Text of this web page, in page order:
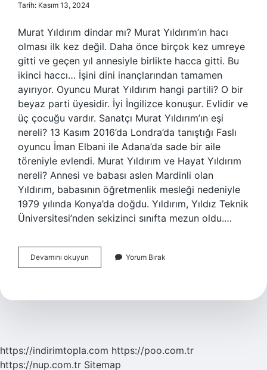
Tarih: Kasım 13, 2024
Murat Yıldırım dindar mı? Murat Yıldırım’ın hacı
olması ilk kez değil. Daha önce birçok kez umreye
gitti ve geçen yıl annesiyle birlikte hacca gitti. Bu
ikinci haccı… İşini dini inançlarından tamamen
ayırıyor. Oyuncu Murat Yıldırım hangi partili? O bir
beyaz parti üyesidir. İyi İngilizce konuşur. Evlidir ve
üç çocuğu vardır. Sanatçı Murat Yıldırım’ın eşi
nereli? 13 Kasım 2016’da Londra’da tanıştığı Faslı
oyuncu İman Elbani ile Adana’da sade bir aile
töreniyle evlendi. Murat Yıldırım ve Hayat Yıldırım
nereli? Annesi ve babası aslen Mardinli olan
Yıldırım, babasının öğretmenlik mesleği nedeniyle
1979 yılında Konya’da doğdu. Yıldırım, Yıldız Teknik
Üniversitesi’nden sekizinci sınıfta mezun oldu.…
Devamını okuyun
Yıldırım
Yorum Bırak
https://indirimtopla.com https://poo.com.tr
https://nup.com.tr Sitemap